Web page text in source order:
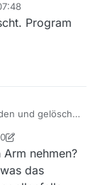
sein?
Screenshot
Menü) oder
Ordner
verstehe
Text hoch und
Außerdem
nur zu starten
Program
und gelöscht.
8. Okt. 2021, 10:07
nehmen?
das